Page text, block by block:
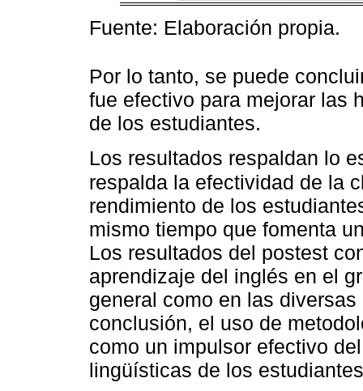
Fuente: Elaboración propia.
Por lo tanto, se puede
fue efectivo para mejorar las
de los estudiantes.
Los resultados respaldan lo
respalda la efectividad de la
rendimiento de los
mismo tiempo que fomenta
Los resultados del postest
aprendizaje del inglés en el
general como en las
conclusión, el uso de
como un impulsor efectivo
lingüísticas de los